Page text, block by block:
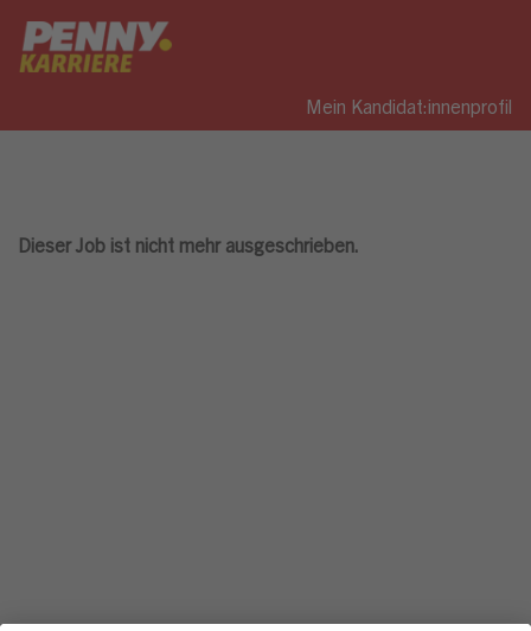
Mein Kandidat:innenprofil
Dieser Job ist nicht mehr ausgeschrieben.